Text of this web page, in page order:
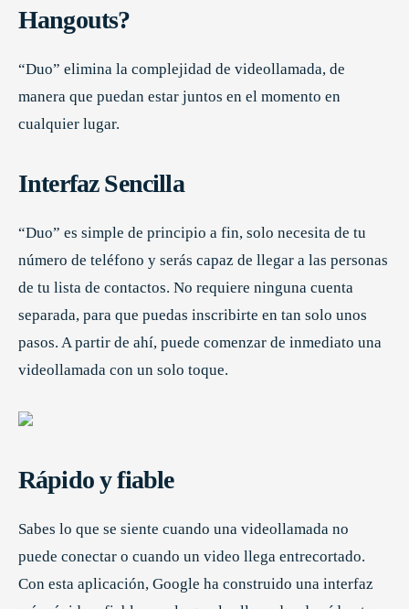
Hangouts?
“Duo” elimina la complejidad de videollamada, de
manera que puedan estar juntos en el momento en
cualquier lugar.
Interfaz Sencilla
“Duo” es simple de principio a fin, solo necesita de tu
número de teléfono y serás capaz de llegar a las personas
de tu lista de contactos. No requiere ninguna cuenta
separada, para que puedas inscribirte en tan solo unos
pasos. A partir de ahí, puede comenzar de inmediato una
videollamada con un solo toque.
Rápido y fiable
Sabes lo que se siente cuando una videollamada no
puede conectar o cuando un video llega entrecortado.
Con esta aplicación, Google ha construido una interfaz